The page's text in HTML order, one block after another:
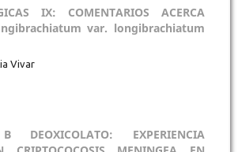
IX: COMENTARIOS ACERCA
var. longibrachiatum
Vivar
DEOXICOLATO: EXPERIENCIA